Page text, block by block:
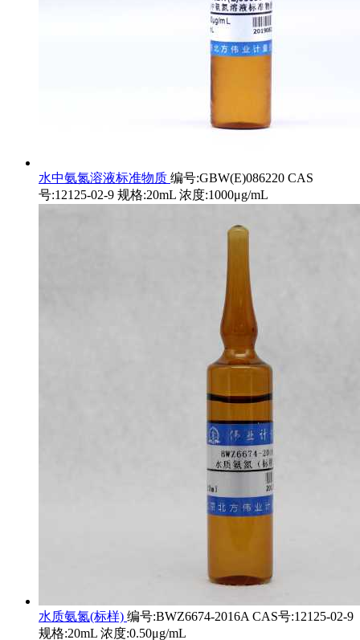
水中氨氮溶液标准物质 编号:GBW(E)086220 CAS
号:12125-02-9 规格:20mL 浓度:1000μg/mL
水质氨氮(标样) 编号:BWZ6674-2016A CAS号:12125-02-9
规格:20mL 浓度:0.50μg/mL